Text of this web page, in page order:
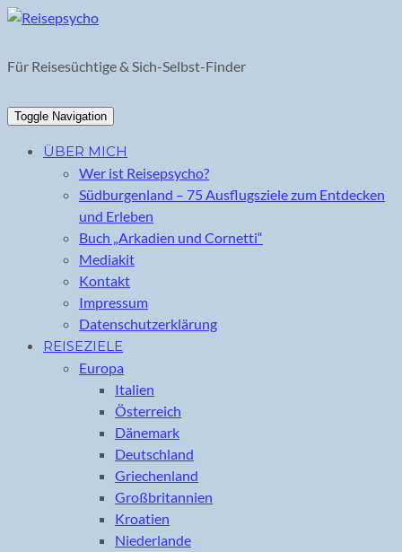
Skip
content
Für Reisesüchtige & Sich-Selbst-Finder
Toggle Navigation
ÜBER MICH
Wer ist Reisepsycho?
Südburgenland – 75 Ausflugsziele zum Entdecken
und Erleben
Buch „Arkadien und Cornetti“
Mediakit
Kontakt
Impressum
Datenschutzerklärung
REISEZIELE
Europa
Italien
Österreich
Dänemark
Deutschland
Griechenland
Großbritannien
Kroatien
Niederlande